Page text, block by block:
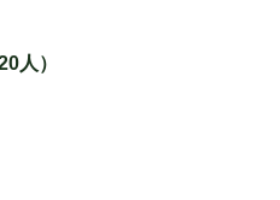
人）